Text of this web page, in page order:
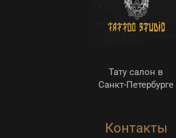
Тату салон в
Санкт-Петербурге
Контакты